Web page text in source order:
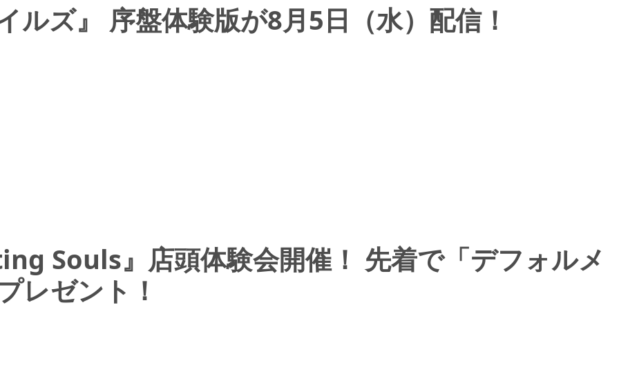
ルズ』 序盤体験版が8月5日（水）配信！
Souls』店頭体験会開催！ 先着で「デフォルメ
レゼント！